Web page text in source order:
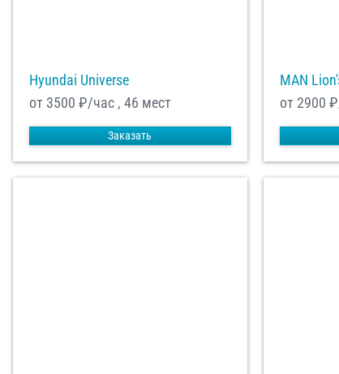
Hyundai Universe
от 3500 ₽/час , 46 мест
Заказать
MAN
от 2900